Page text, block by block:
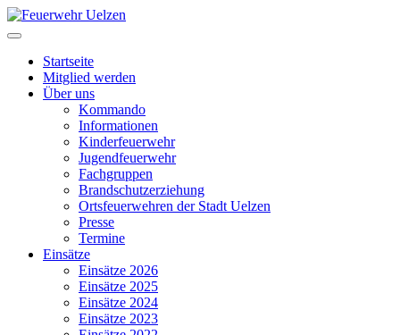
Startseite
Mitglied werden
Über uns
Kommando
Informationen
Kinderfeuerwehr
Jugendfeuerwehr
Fachgruppen
Brandschutzerziehung
Ortsfeuerwehren der Stadt Uelzen
Presse
Termine
Einsätze
Einsätze 2026
Einsätze 2025
Einsätze 2024
Einsätze 2023